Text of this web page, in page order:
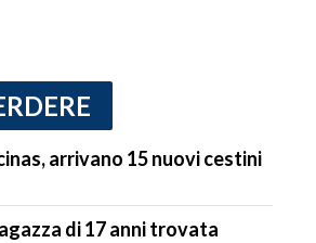
arrivano 15 nuovi cestini
di 17 anni trovata